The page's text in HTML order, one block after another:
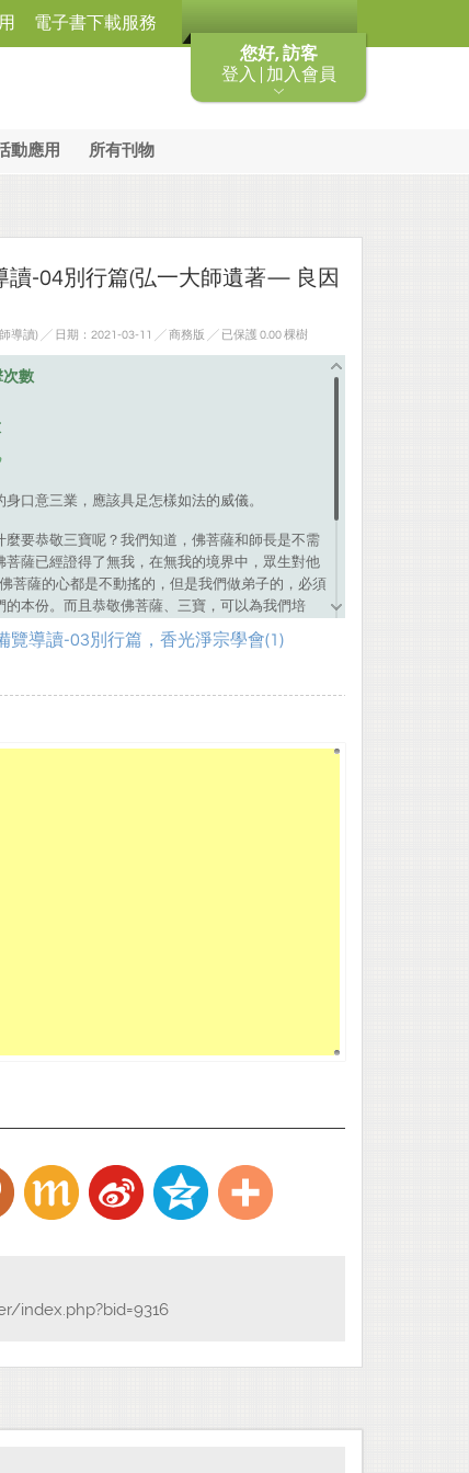
您好, 訪客
登入 | 加入會員
電子書下載服務
動應用 所有刊物
讀-04別行篇(弘一大師遺著— 良因
導讀) ╱ 日期：2021-03-11 ╱ 商務版 ╱ 已保護 0.00 棵樹
次數
口意三業，應該具足怎樣如法的威儀。
麼要恭敬三寶呢？我們知道，佛菩薩和師長是不需
菩薩已經證得了無我，在無我的境界中，眾生對他
菩薩的心都是不動搖的，但是我們做弟子的，必須
的本份。而且恭敬佛菩薩、三寶，可以為我們培
「三寶是大福田，也是蒺藜園。」蒺藜就是荊棘，
理如法恭敬三寶的話，在三寶門中，可以獲得很
大的境界。也正因為如此，如果我們在面對這個
入了荊棘園一樣，造作的惡業，也會比對一般世俗
覽導讀-03別行篇，香光淨宗學會(1)
index.php?bid=9316